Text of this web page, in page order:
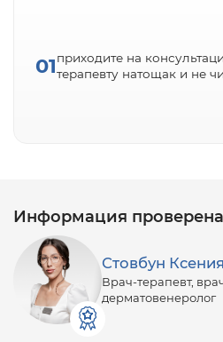
возможность улучшить
01приходите на
терапевту натощак и не
Информация
Стовбун
Врач-терапевт,
дерматовенеролог